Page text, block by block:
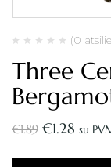
(0
Three
€1.89 €1.28 su